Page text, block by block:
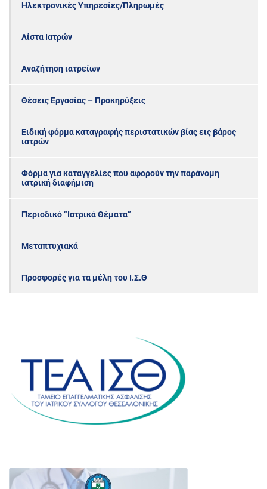
Ηλεκτρονικές Υπηρεσίες/Πληρωμές
Λίστα Ιατρών
Αναζήτηση ιατρείων
Θέσεις Εργασίας – Προκηρύξεις
Ειδική φόρμα καταγραφής περιστατικών βίας εις βάρος
ιατρών
Φόρμα για καταγγελίες που αφορούν την παράνομη
ιατρική διαφήμιση
Περιοδικό “Ιατρικά Θέματα”
Μεταπτυχιακά
Προσφορές για τα μέλη του Ι.Σ.Θ